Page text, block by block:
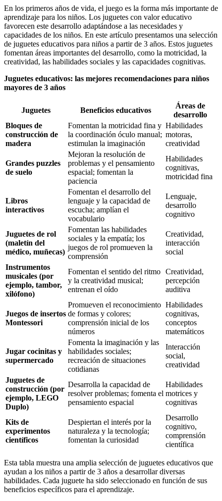
En los primeros años de vida, el juego es la forma más importante de
aprendizaje para los niños. Los juguetes con valor educativo
favorecen este desarrollo adaptándose a las necesidades y
capacidades de los niños. En este artículo presentamos una selección
de juguetes educativos para niños a partir de 3 años. Estos juguetes
fomentan áreas importantes del desarrollo, como la motricidad, la
creatividad, las habilidades sociales y las capacidades cognitivas.
Juguetes educativos: las mejores recomendaciones para niños
mayores de 3 años
Juguetes Beneficios educativos
Áreas de
desarrollo
Bloques de
construcción de
madera
Fomentan la motricidad fina y
la coordinación óculo manual;
estimulan la imaginación
Habilidades
motoras,
creatividad
Grandes puzzles
de suelo
Mejoran la resolución de
problemas y el pensamiento
espacial; fomentan la
paciencia
Habilidades
cognitivas,
motricidad fina
Libros
interactivos
Fomentan el desarrollo del
lenguaje y la capacidad de
escucha; amplían el
vocabulario
Lenguaje,
desarrollo
cognitivo
Juguetes de rol
(maletín del
médico, muñecas)
Fomentan las habilidades
sociales y la empatía; los
juegos de rol promueven la
comprensión
Creatividad,
interacción
social
Instrumentos
musicales (por
ejemplo, tambor,
xilófono)
Fomentan el sentido del ritmo
y la creatividad musical;
entrenan el oído
Creatividad,
percepción
auditiva
Juegos de insertos
Montessori
Promueven el reconocimiento
de formas y colores;
comprensión inicial de los
números
Habilidades
cognitivas,
conceptos
matemáticos
Jugar cocinitas y
supermercado
Fomenta la imaginación y las
habilidades sociales;
recreación de situaciones
cotidianas
Interacción
social,
creatividad
Juguetes de
construcción (por
ejemplo, LEGO
Duplo)
Desarrolla la capacidad de
resolver problemas; fomenta el
pensamiento espacial
Habilidades
motrices y
cognitivas
Kits de
experimentos
científicos
Despiertan el interés por la
naturaleza y la tecnología;
fomentan la curiosidad
Desarrollo
cognitivo,
comprensión
científica
Esta tabla muestra una amplia selección de juguetes educativos que
ayudan a los niños a partir de 3 años a desarrollar diversas
habilidades. Cada juguete ha sido seleccionado en función de sus
beneficios específicos para el aprendizaje.